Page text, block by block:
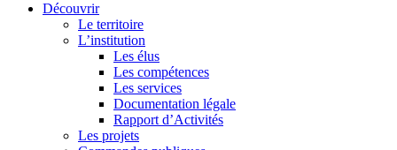
Découvrir
Le territoire
L’institution
Les élus
Les compétences
Les services
Documentation légale
Rapport d’Activités
Les projets